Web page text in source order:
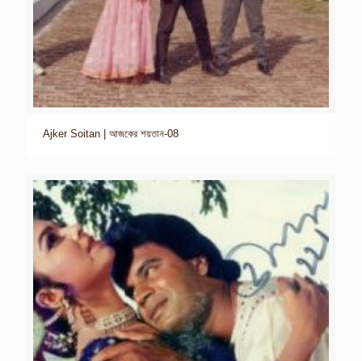
Ajker Soitan | আজকের শয়তান-08